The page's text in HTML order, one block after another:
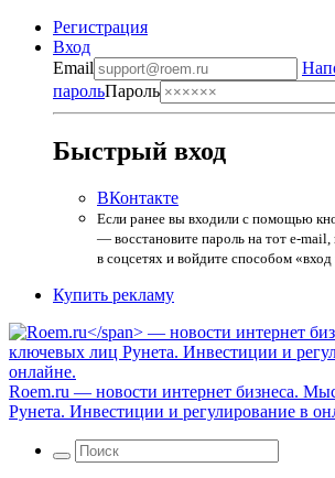
Регистрация
Вход
Email
парольПароль
Быстрый вход
ВКонтакте
Если ранее вы входили с помощью
— восстановите пароль на тот e-mail,
в соцсетях и войдите способом «вход
Купить рекламу
Roem.ru — новости интернет бизнеса.
Рунета. Инвестиции и регулирование в